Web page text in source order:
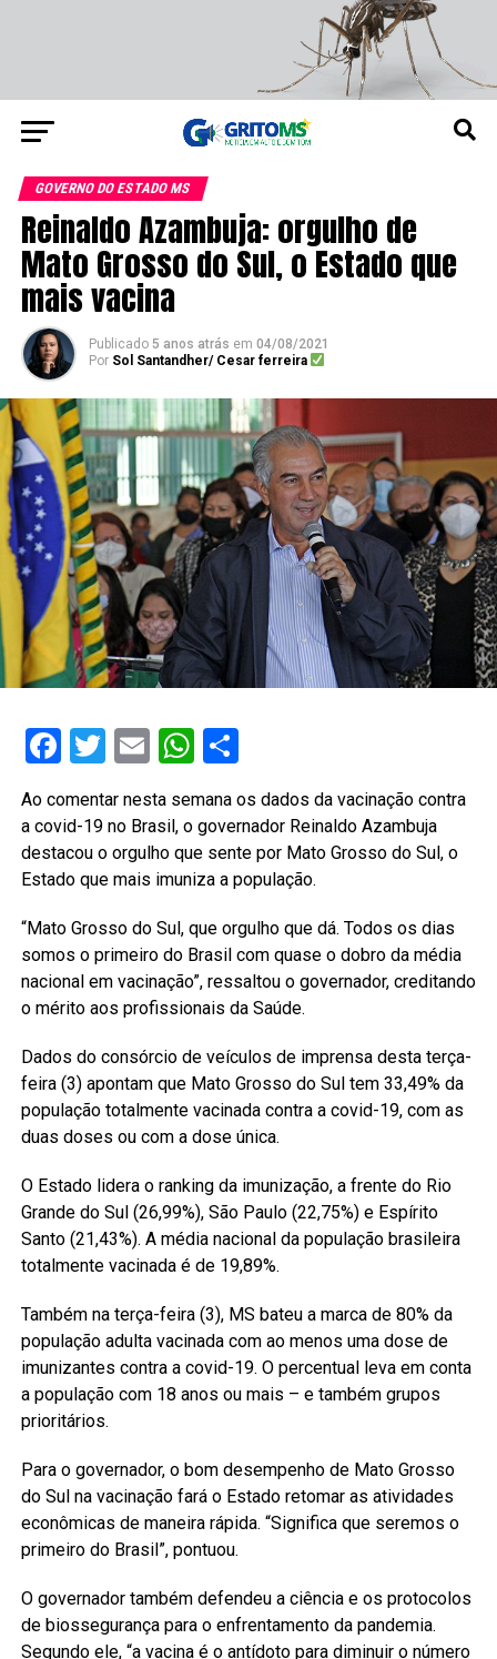
GOVERNO DO ESTADO MS
Reinaldo Azambuja: orgulho de
Mato Grosso do Sul, o Estado que
mais vacina
Publicado 5 anos atrás em 04/08/2021
Por Sol Santandher/ Cesar ferreira
Facebook
Twitter
EmailWhatsApp
Share
Ao comentar nesta semana os dados da vacinação contra
a covid-19 no Brasil, o governador Reinaldo Azambuja
destacou o orgulho que sente por Mato Grosso do Sul, o
Estado que mais imuniza a população.
“Mato Grosso do Sul, que orgulho que dá. Todos os dias
somos o primeiro do Brasil com quase o dobro da média
nacional em vacinação”, ressaltou o governador, creditando
o mérito aos profissionais da Saúde.
Dados do consórcio de veículos de imprensa desta terça-
feira (3) apontam que Mato Grosso do Sul tem 33,49% da
população totalmente vacinada contra a covid-19, com as
duas doses ou com a dose única.
O Estado lidera o ranking da imunização, a frente do Rio
Grande do Sul (26,99%), São Paulo (22,75%) e Espírito
Santo (21,43%). A média nacional da população brasileira
totalmente vacinada é de 19,89%.
Também na terça-feira (3), MS bateu a marca de 80% da
população adulta vacinada com ao menos uma dose de
imunizantes contra a covid-19. O percentual leva em conta
a população com 18 anos ou mais – e também grupos
prioritários.
Para o governador, o bom desempenho de Mato Grosso
do Sul na vacinação fará o Estado retomar as atividades
econômicas de maneira rápida. “Significa que seremos o
primeiro do Brasil”, pontuou.
O governador também defendeu a ciência e os protocolos
de biossegurança para o enfrentamento da pandemia.
Segundo ele, “a vacina é o antídoto para diminuir o número